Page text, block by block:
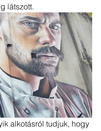
látszott.
alkotásról tudjuk, hogy